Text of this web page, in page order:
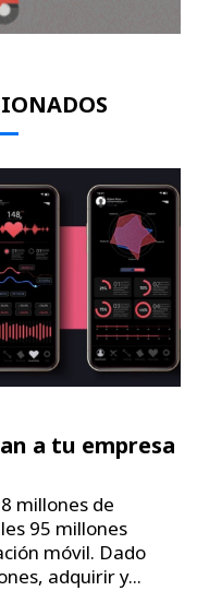
a tu empresa
millones de
95 millones
móvil. Dado
adquirir y...